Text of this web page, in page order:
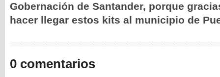
Gobernación de Santander, porque
hacer llegar estos kits al municipio de
0 comentarios